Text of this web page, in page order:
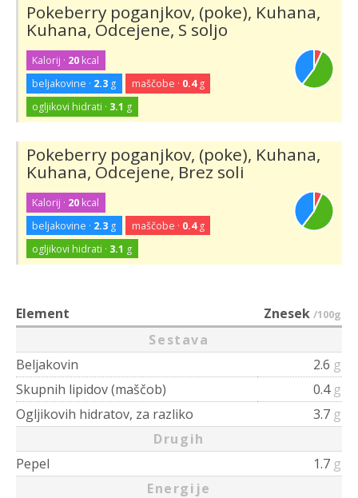
Pokeberry poganjkov, (poke), Kuhana,
Kuhana, Odcejene, S soljo
Kalorij · 20 kcal
beljakovine · 2.3 g maščobe · 0.4g
ogljikovi hidrati · 3.1 g
Pokeberry poganjkov, (poke), Kuhana,
Kuhana, Odcejene, Brez soli
Kalorij · 20 kcal
beljakovine · 2.3 g maščobe · 0.4g
ogljikovi hidrati · 3.1 g
Element Znesek /100g
Sestava
Beljakovin
2.6 g
Skupnih lipidov (maščob)
0.4 g
Ogljikovih hidratov, za razliko
3.7 g
Drugih
Pepel
1.7 g
Energije